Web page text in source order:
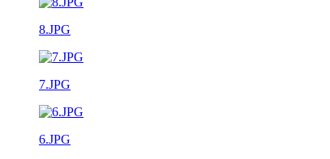
8.JPG
7.JPG
6.JPG